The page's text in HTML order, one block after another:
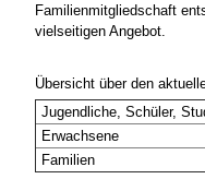
Familienmitgliedschaft
vielseitigen Angebot.
Übersicht über den
Jugendliche, Schüler,
Erwachsene
Familien